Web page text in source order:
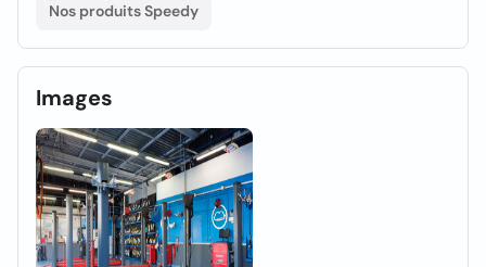
Nos produits Speedy
Images